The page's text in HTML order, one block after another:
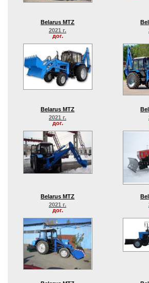
Belarus MTZ
2021 г.
дог.
Belarus MTZ
2021 г.
дог.
Belarus MTZ
2021 г.
дог.